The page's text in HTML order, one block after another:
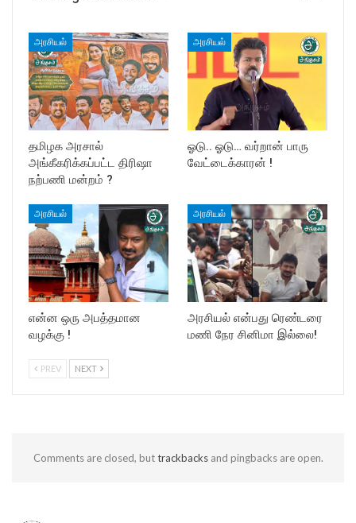
அரசியல்
தமிழக அரசால்
அங்கீகரிக்கப்பட்ட திரிஷா
நற்பணி மன்றம் ?
அரசியல்
ஓடு.. ஓடு… வர்றான் பாரு
வேட்டைக்காரன் !
அரசியல்
என்ன ஒரு அபத்தமான
வழக்கு !
அரசியல்
அரசியல் என்பது ரெண்டரை
மணி நேர சினிமா இல்லை!
PREV NEXT
Comments are closed, buttrackbacksand pingbacks are open.